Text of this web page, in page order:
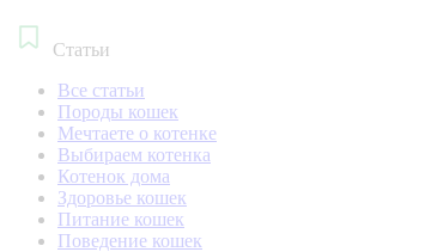
Статьи
Все статьи
Породы кошек
Мечтаете о котенке
Выбираем котенка
Котенок дома
Здоровье кошек
Питание кошек
Поведение кошек